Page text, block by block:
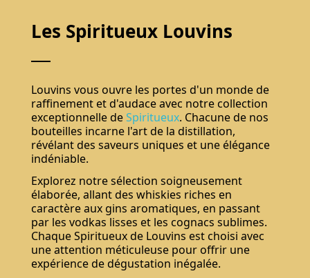
Les Spiritueux Louvins
Louvins vous ouvre les portes d'un monde de
raffinement et d'audace avec notre collection
exceptionnelle deSpiritueux. Chacune de nos
bouteilles incarne l'art de la distillation,
révélant des saveurs uniques et une élégance
indéniable.
Explorez notre sélection soigneusement
élaborée, allant des whiskies riches en
caractère aux gins aromatiques, en passant
par les vodkas lisses et les cognacs sublimes.
Chaque Spiritueux de Louvins est choisi avec
une attention méticuleuse pour offrir une
expérience de dégustation inégalée.